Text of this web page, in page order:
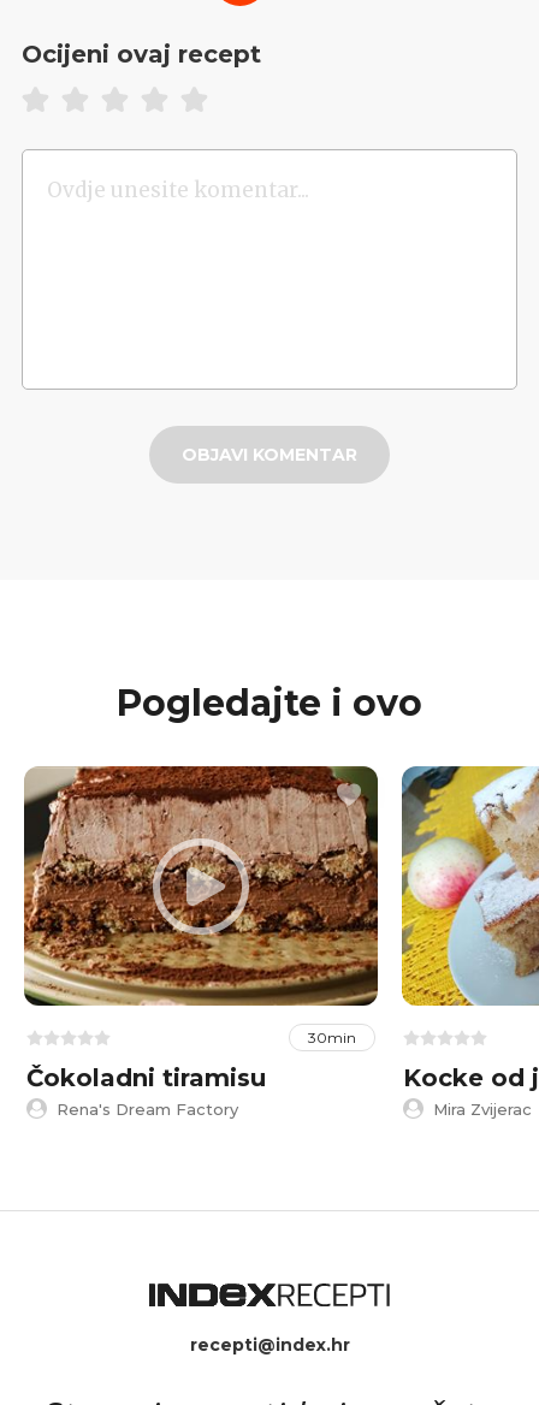
Ocijeni ovaj recept
OBJAVI KOMENTAR
Pogledajte i ovo
30min
Čokoladni tiramisu
Rena's Dream Factory
Kocke od
Mira Zvijerac
recepti@index.hr